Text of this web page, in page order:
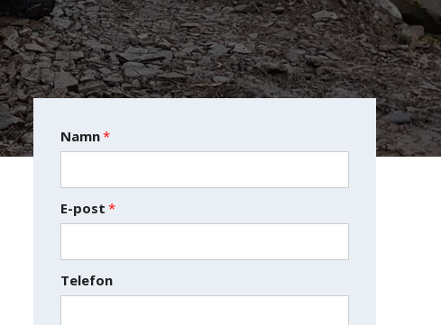
Namn*
E-post *
Telefon